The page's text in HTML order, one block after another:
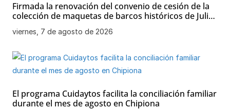
Firmada la renovación del convenio de cesión de la
colección de maquetas de barcos históricos de Julio
Bornay al Ayuntamiento de Chipiona
viernes, 7 de agosto de 2026
El programa Cuidaytos facilita la conciliación familiar
durante el mes de agosto en Chipiona